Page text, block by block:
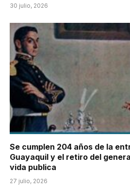
30 julio, 2026
Se cumplen 204 años de la
Guayaquil y el retiro del
vida publica
27 julio, 2026